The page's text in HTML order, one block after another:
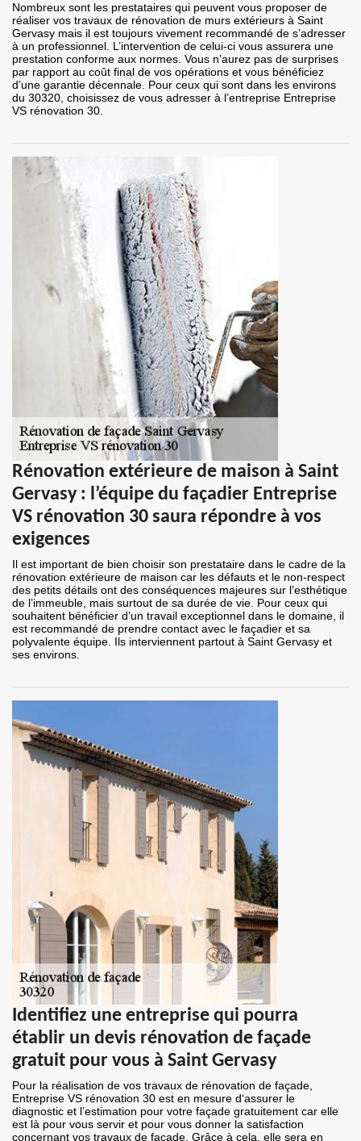
Nombreux sont les prestataires qui peuvent vous proposer de
réaliser vos travaux de rénovation de murs extérieurs à Saint
Gervasy mais il est toujours vivement recommandé de s’adresser
à un professionnel. L’intervention de celui-ci vous assurera une
prestation conforme aux normes. Vous n’aurez pas de surprises
par rapport au coût final de vos opérations et vous bénéficiez
d’une garantie décennale. Pour ceux qui sont dans les environs
du 30320, choisissez de vous adresser à l’entreprise Entreprise
VS rénovation 30.
Rénovation extérieure de maison à Saint
Gervasy : l’équipe du façadier Entreprise
VS rénovation 30 saura répondre à vos
exigences
Il est important de bien choisir son prestataire dans le cadre de la
rénovation extérieure de maison car les défauts et le non-respect
des petits détails ont des conséquences majeures sur l’esthétique
de l’immeuble, mais surtout de sa durée de vie. Pour ceux qui
souhaitent bénéficier d’un travail exceptionnel dans le domaine, il
est recommandé de prendre contact avec le façadier et sa
polyvalente équipe. Ils interviennent partout à Saint Gervasy et
ses environs.
Identifiez une entreprise qui pourra
établir un devis rénovation de façade
gratuit pour vous à Saint Gervasy
Pour la réalisation de vos travaux de rénovation de façade,
Entreprise VS rénovation 30 est en mesure d‘assurer le
diagnostic et l’estimation pour votre façade gratuitement car elle
est là pour vous servir et pour vous donner la satisfaction
concernant vos travaux de façade. Grâce à cela, elle sera en